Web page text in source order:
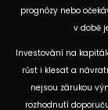
prognózy nebo
v době
Investování na
růst i klesat a
nejsou zárukou
rozhodnutí